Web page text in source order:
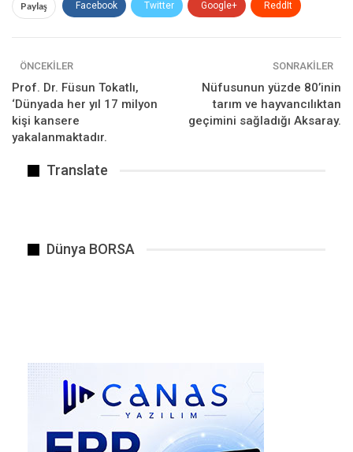
Cumhurbaşkanı Recep Tayyip Erdoğan, bu yılın ilk
yurt dışı ziyaretini gerçekleştireceği Vatikan’da
“Kudüs” meselesini ele alacak. Erdoğan, Papa
Francis’in davetlisi olarak 4-5 Şubat’ta Vatikan’a
resmi ziyaret gerçekleştirecek.
BENZER HABER
Zihni açmanın tek yolu gerçekten inanmaktır.
Paylaş Facebook Twitter Google+ ReddIt
ÖNCEKILER
Prof. Dr. Füsun Tokatlı,
‘Dünyada her yıl 17 milyon
kişi kansere
yakalanmaktadır.
SONRAKILER
Nüfusunun yüzde 80’inin
tarım ve hayvancılıktan
geçimini sağladığı Aksaray.
Translate
Dünya BORSA